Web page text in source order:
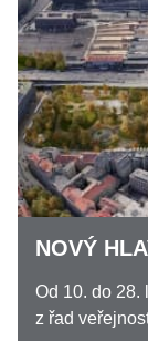
NOVÝ
Od 10. do 28.
z řad